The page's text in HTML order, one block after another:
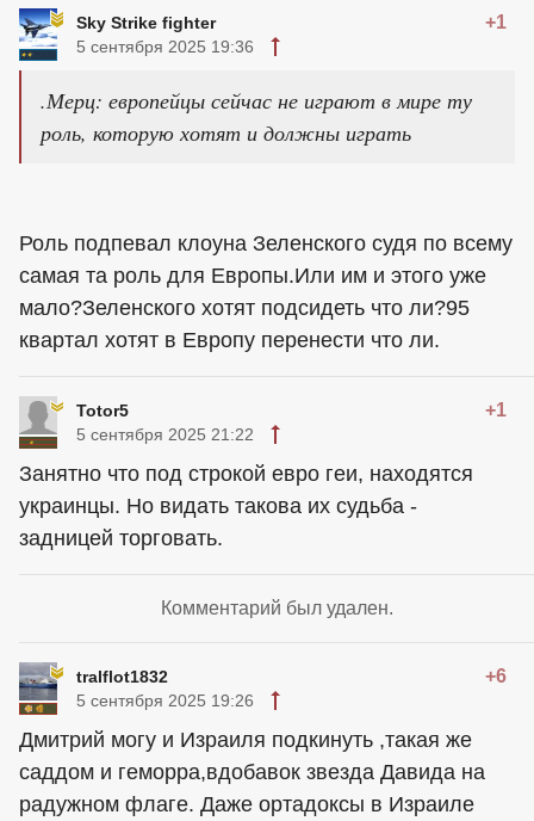
Sky Strike fighter +1
5 сентября 2025 19:36
.Мерц: европейцы сейчас не играют в мире ту
роль, которую хотят и должны играть
Роль подпевал клоуна Зеленского судя по всему
самая та роль для Европы.Или им и этого уже
мало?Зеленского хотят подсидеть что ли?95
квартал хотят в Европу перенести что ли.
Totor5 +1
5 сентября 2025 21:22
Занятно что под строкой евро геи, находятся
украинцы. Но видать такова их судьба -
задницей торговать.
Комментарий был удален.
tralflot1832 +6
5 сентября 2025 19:26
Дмитрий могу и Израиля подкинуть ,такая же
саддом и геморра,вдобавок звезда Давида на
радужном флаге. Даже ортадоксы в Израиле